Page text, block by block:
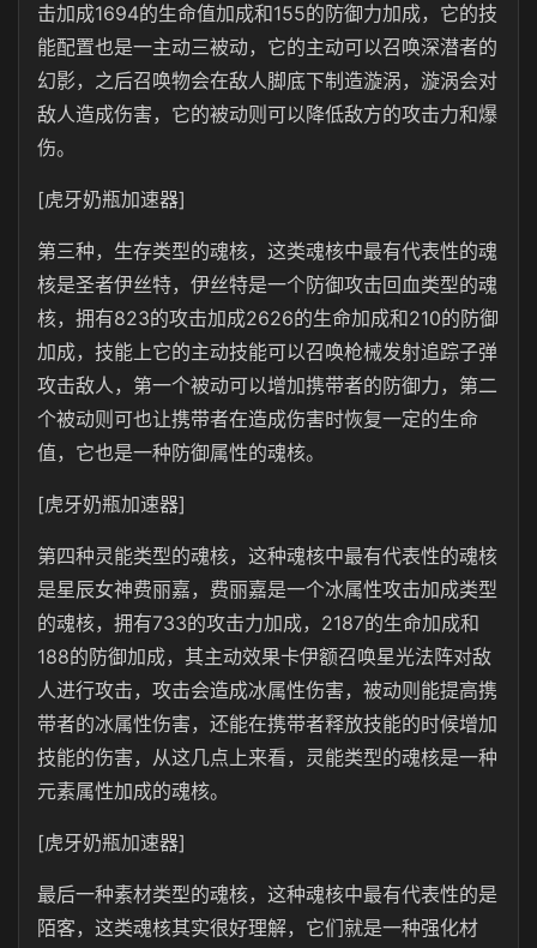
击加成1694的生命值加成和155的防御力加成，它的技
能配置也是一主动三被动，它的主动可以召唤深潜者的
幻影，之后召唤物会在敌人脚底下制造漩涡，漩涡会对
敌人造成伤害，它的被动则可以降低敌方的攻击力和爆
伤。
[虎牙奶瓶加速器]
第三种，生存类型的魂核，这类魂核中最有代表性的魂
核是圣者伊丝特，伊丝特是一个防御攻击回血类型的魂
核，拥有823的攻击加成2626的生命加成和210的防御
加成，技能上它的主动技能可以召唤枪械发射追踪子弹
攻击敌人，第一个被动可以增加携带者的防御力，第二
个被动则可也让携带者在造成伤害时恢复一定的生命
值，它也是一种防御属性的魂核。
[虎牙奶瓶加速器]
第四种灵能类型的魂核，这种魂核中最有代表性的魂核
是星辰女神费丽嘉，费丽嘉是一个冰属性攻击加成类型
的魂核，拥有733的攻击力加成，2187的生命加成和
188的防御加成，其主动效果卡伊额召唤星光法阵对敌
人进行攻击，攻击会造成冰属性伤害，被动则能提高携
带者的冰属性伤害，还能在携带者释放技能的时候增加
技能的伤害，从这几点上来看，灵能类型的魂核是一种
元素属性加成的魂核。
[虎牙奶瓶加速器]
最后一种素材类型的魂核，这种魂核中最有代表性的是
陌客，这类魂核其实很好理解，它们就是一种强化材